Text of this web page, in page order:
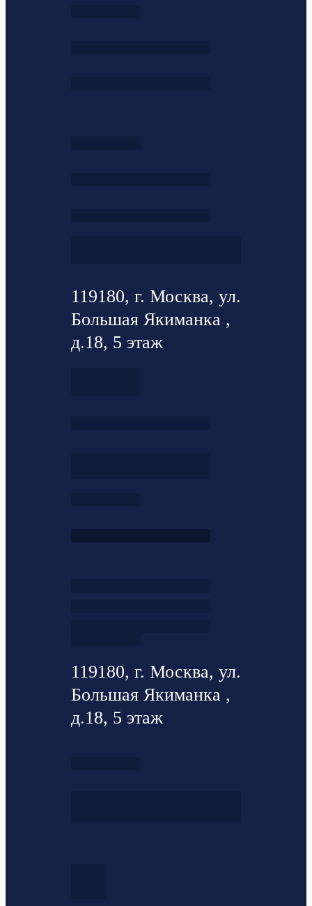
119180, г. Москва, ул.
Большая Якиманка ,
д.18, 5 этаж
119180, г. Москва, ул.
Большая Якиманка ,
д.18, 5 этаж